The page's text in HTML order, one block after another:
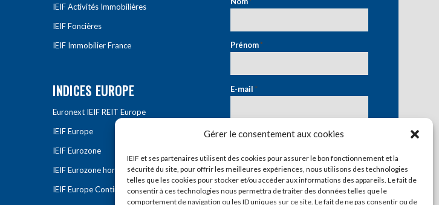
Gérer le consentement aux cookies
IEIF et ses partenaires utilisent des cookies pour assurer le bon fonctionnement et la
sécurité du site, pour offrir les meilleures expériences, nous utilisons des technologies
telles que les cookies pour stocker et/ou accéder aux informations des appareils. Le fait de
consentir à ces technologies nous permettra de traiter des données telles que le
comportement de navigation ou les ID uniques sur ce site. Le fait de ne pas consentir ou de
IEIF Activités Immobilières
IEIF Foncières
IEIF Immobilier France
INDICES EUROPE
Euronext IEIF REIT Europe
IEIF Europe
IEIF Eurozone
IEIF Eurozone hors France
IEIF Europe Continentale
Prénom*
E-mail*